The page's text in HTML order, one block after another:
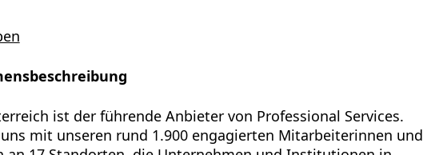
ist der führende Anbieter von Professional Services.
mit unseren rund 1.900 engagierten Mitarbeiterinnen und